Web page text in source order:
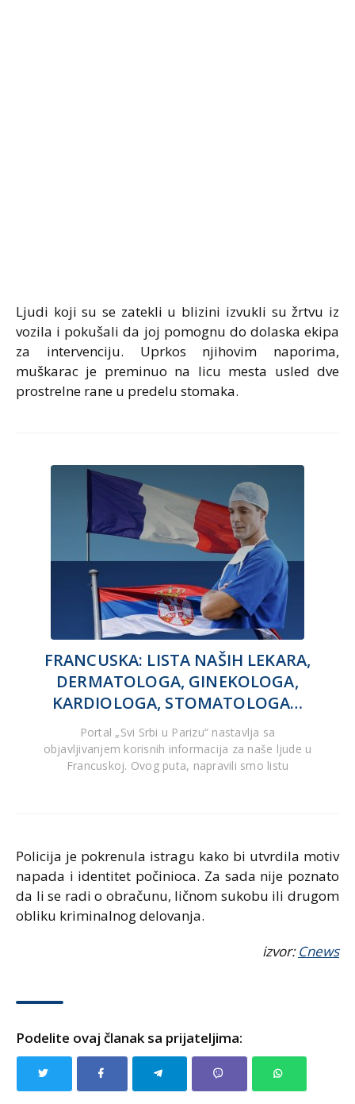
Ljudi koji su se zatekli u blizini izvukli su žrtvu iz
vozila i pokušali da joj pomognu do dolaska ekipa
za intervenciju. Uprkos njihovim naporima,
muškarac je preminuo na licu mesta usled dve
prostrelne rane u predelu stomaka.
FRANCUSKA: LISTA NAŠIH LEKARA,
DERMATOLOGA, GINEKOLOGA,
KARDIOLOGA, STOMATOLOGA…
Portal „Svi Srbi u Parizu“ nastavlja sa
objavljivanjem korisnih informacija za naše ljude u
Francuskoj. Ovog puta, napravili smo listu
Policija je pokrenula istragu kako bi utvrdila motiv
napada i identitet počinioca. Za sada nije poznato
da li se radi o obračunu, ličnom sukobu ili drugom
obliku kriminalnog delovanja.
izvor:Cnews
Podelite ovaj članak sa prijateljima: